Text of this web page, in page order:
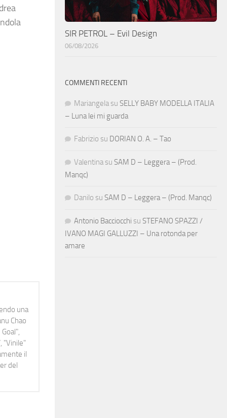
una
Chao
"Vinile"
il
del
SIR PETROL – Evil Design
06/08/2026
COMMENTI RECENTI
Mariangela su SELLY BABY MODELLA ITALIA
– Luna lei mi guarda
Fabrizio su DORIAN O. A. – Tao
Valentina su SAM D – Leggera – (Prod.
Manqc)
Danilo su SAM D – Leggera – (Prod. Manqc)
Antonio Bacciocchi su STEFANO SPAZZI /
IVANO MAGI GALLUZZI – Una rotonda per
amare